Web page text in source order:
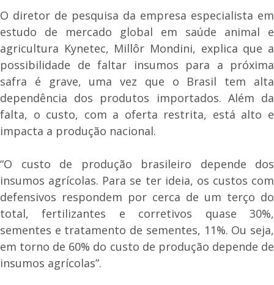
O diretor de pesquisa da empresa especialista em
estudo de mercado global em saúde animal e
agricultura Kynetec, Millôr Mondini, explica que a
possibilidade de faltar insumos para a próxima
safra é grave, uma vez que o Brasil tem alta
dependência dos produtos importados. Além da
falta, o custo, com a oferta restrita, está alto e
impacta a produção nacional.
“O custo de produção brasileiro depende dos
insumos agrícolas. Para se ter ideia, os custos com
defensivos respondem por cerca de um terço do
total, fertilizantes e corretivos quase 30%,
sementes e tratamento de sementes, 11%. Ou seja,
em torno de 60% do custo de produção depende de
insumos agrícolas”.